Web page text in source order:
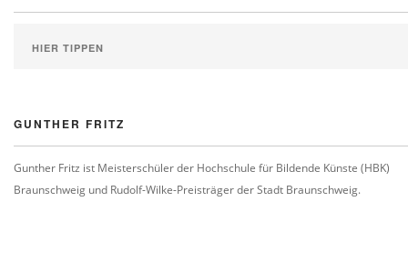
GUNTHER FRITZ
Gunther Fritz ist Meisterschüler der Hochschule für Bildende Künste (HBK)
Braunschweig und Rudolf-Wilke-Preisträger der Stadt Braunschweig.